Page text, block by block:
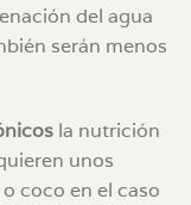
del agua
serán menos
la nutrición
unos
coco en el caso